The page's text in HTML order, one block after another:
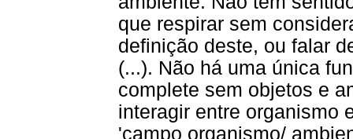
que respirar sem
definição deste, ou falar
(...). Não há uma única
complete sem objetos e
interagir entre organismo
'campo organismo/